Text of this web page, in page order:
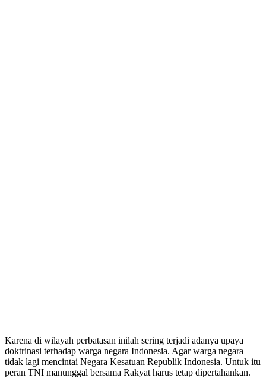
Karena di wilayah perbatasan inilah sering terjadi adanya upaya
doktrinasi terhadap warga negara Indonesia. Agar warga negara
tidak lagi mencintai Negara Kesatuan Republik Indonesia. Untuk itu
peran TNI manunggal bersama Rakyat harus tetap dipertahankan.